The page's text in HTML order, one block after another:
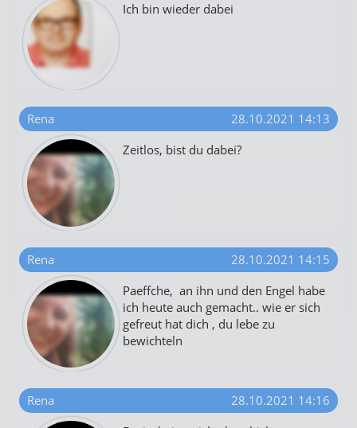
Ich bin wieder dabei
Rena
28.10.2021 14:13
Zeitlos, bist du dabei?
Rena
28.10.2021 14:15
Paeffche, an ihn und den Engel habe
ich heute auch gemacht.. wie er sich
gefreut hat dich , du lebe zu
bewichteln
Rena
28.10.2021 14:16